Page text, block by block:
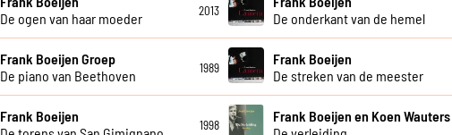
De ogen van haar moeder
2013
De onderkant van de hemel
Frank Boeijen Groep
De piano van Beethoven
1989
Frank Boeijen
De streken van de meester
Frank Boeijen
1998
Frank Boeijen en Koen Wauters